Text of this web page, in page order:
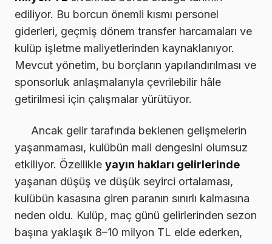
ediliyor. Bu borcun önemli kısmı personel
giderleri, geçmiş dönem transfer harcamaları ve
kulüp işletme maliyetlerinden kaynaklanıyor.
Mevcut yönetim, bu borçların yapılandırılması ve
sponsorluk anlaşmalarıyla çevrilebilir hâle
getirilmesi için çalışmalar yürütüyor.
Ancak gelir tarafında beklenen gelişmelerin
yaşanmaması, kulübün mali dengesini olumsuz
etkiliyor. Özellikle yayın hakları gelirlerinde
yaşanan düşüş ve düşük seyirci ortalaması,
kulübün kasasına giren paranın sınırlı kalmasına
neden oldu. Kulüp, maç günü gelirlerinden sezon
başına yaklaşık 8–10 milyon TL elde ederken,